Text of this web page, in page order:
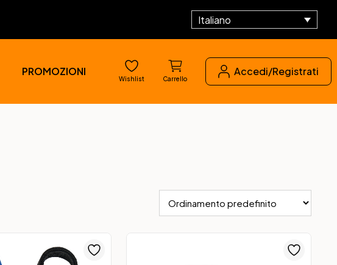
Italiano
PROMOZIONI
Wishlist Carrello
Accedi/Registrati